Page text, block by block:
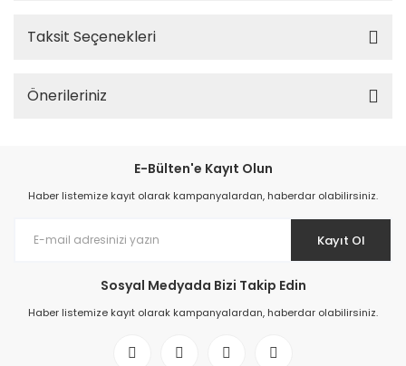
Taksit Seçenekleri
Önerileriniz
E-Bülten'e Kayıt Olun
Haber listemize kayıt olarak kampanyalardan, haberdar olabilirsiniz.
Kayıt Ol
Sosyal Medyada Bizi Takip Edin
Haber listemize kayıt olarak kampanyalardan, haberdar olabilirsiniz.